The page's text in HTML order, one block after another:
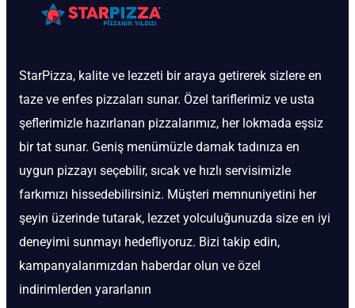
StarPizza, kalite ve lezzeti bir araya getirerek sizlere en
taze ve enfes pizzaları sunar. Özel tariflerimiz ve usta
şeflerimizle hazırlanan pizzalarımız, her lokmada eşsiz
bir tat sunar. Geniş menümüzle damak tadınıza en
uygun pizzayı seçebilir, sıcak ve hızlı servisimizle
farkımızı hissedebilirsiniz. Müşteri memnuniyetini her
şeyin üzerinde tutarak, lezzet yolculuğunuzda size en iyi
deneyimi sunmayı hedefliyoruz. Bizi takip edin,
kampanyalarımızdan haberdar olun ve özel
indirimlerden yararlanın